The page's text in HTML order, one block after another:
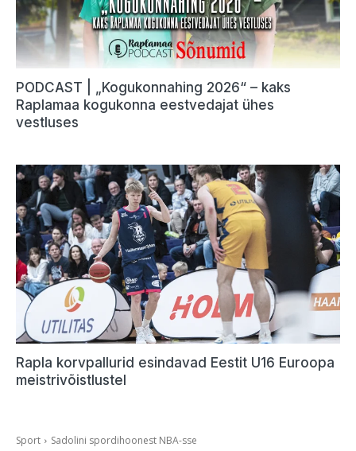
PODCAST | „Kogukonnahing 2026“ – kaks
Raplamaa kogukonna eestvedajat ühes
vestluses
Rapla korvpallurid esindavad Eestit U16 Euroopa
meistrivõistlustel